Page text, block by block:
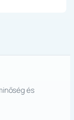
és